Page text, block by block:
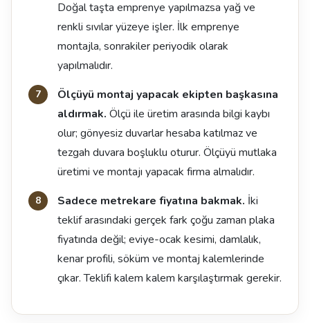
Doğal taşta emprenye yapılmazsa yağ ve
renkli sıvılar yüzeye işler. İlk emprenye
montajla, sonrakiler periyodik olarak
yapılmalıdır.
Ölçüyü montaj yapacak ekipten başkasına
aldırmak. Ölçü ile üretim arasında bilgi kaybı
olur; gönyesiz duvarlar hesaba katılmaz ve
tezgah duvara boşluklu oturur. Ölçüyü mutlaka
üretimi ve montajı yapacak firma almalıdır.
Sadece metrekare fiyatına bakmak. İki
teklif arasındaki gerçek fark çoğu zaman plaka
fiyatında değil; eviye-ocak kesimi, damlalık,
kenar profili, söküm ve montaj kalemlerinde
çıkar. Teklifi kalem kalem karşılaştırmak gerekir.